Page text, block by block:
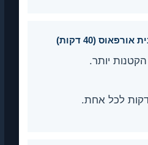
(40 דקות)
יותר.